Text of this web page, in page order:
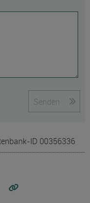
Senden
ID 00356336